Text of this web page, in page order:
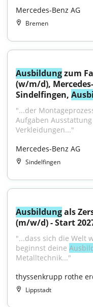
Mercedes-Benz AG
Bremen
Ausbildung zum
(w/m/d),
Sindelfingen,
"...der
Aufgaben
Verkleidungen..."
Mercedes-Benz AG
Sindelfingen
Ausbildung als
(m/w/d) - Start
"...dass sich die Welt
beginnst deine
Metalltechnik..."
thyssenkrupp rothe
Lippstadt